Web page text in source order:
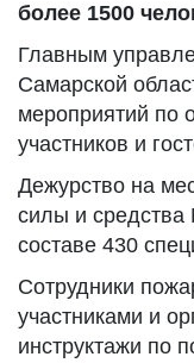
более 1500
Главным
Самарской
мероприятий по
участников и
Дежурство на
силы и
составе 430
Сотрудники
участниками и
инструктажи по